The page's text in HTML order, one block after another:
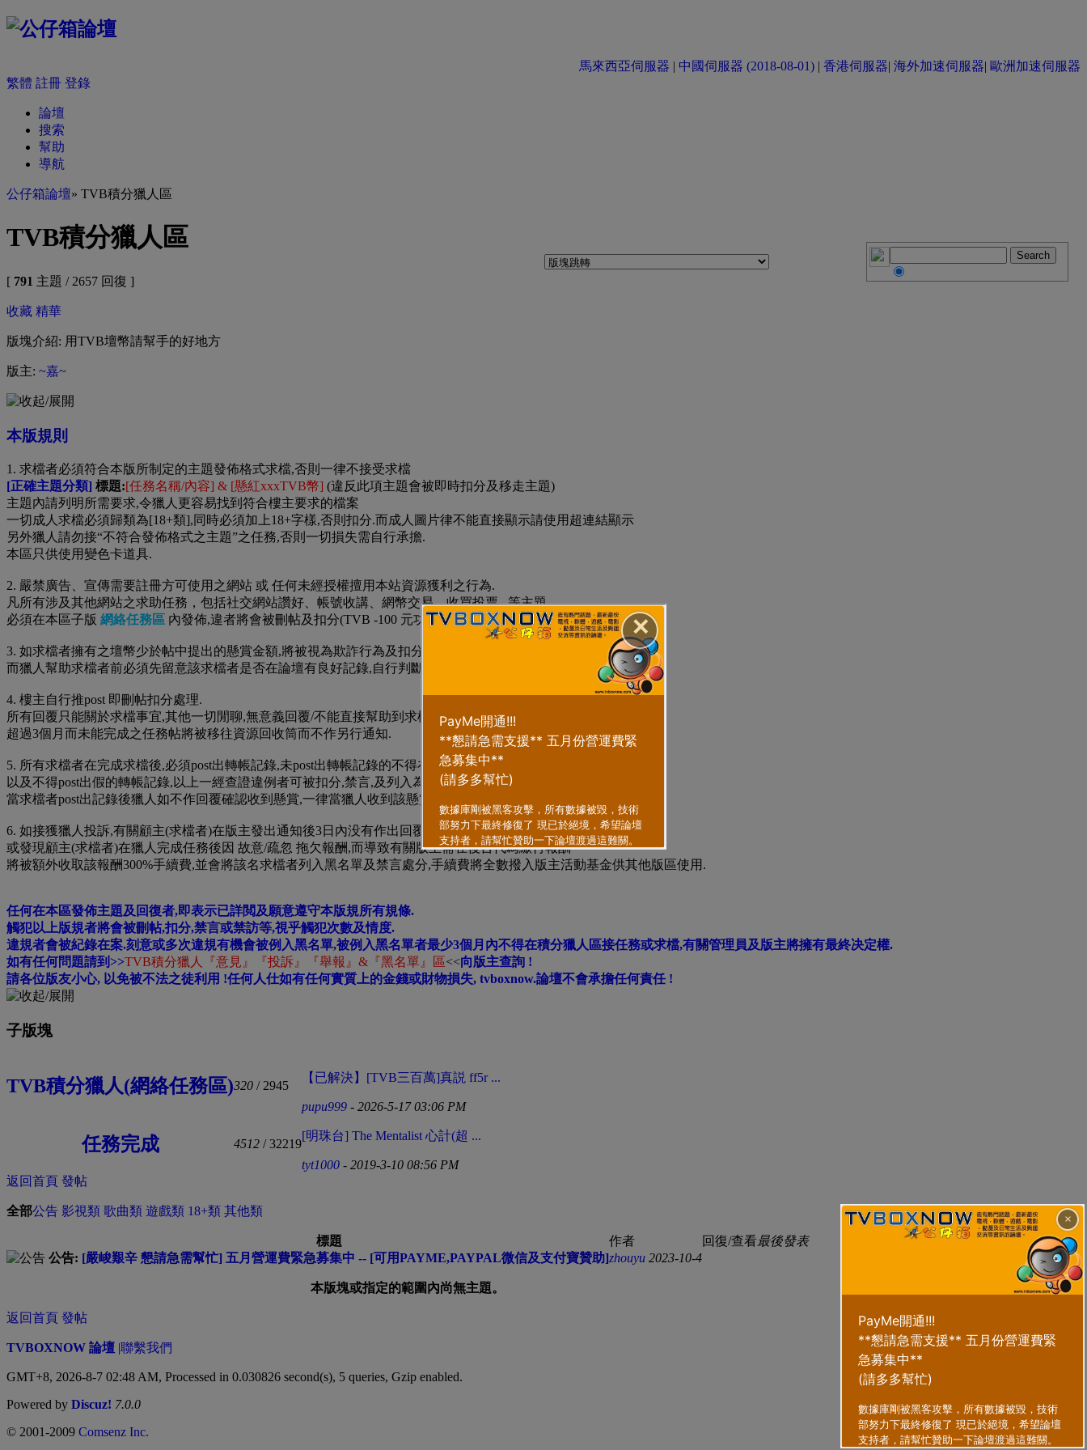
✕
×
馬來西亞伺服器 | 中國伺服器 (2018-08-01) | 香港伺服器| 海外加速伺服器| 歐洲加速伺服器
繁體 註冊 登錄
論壇
搜索
幫助
導航
公仔箱論壇» TVB積分獵人區
TVB積分獵人區
[ 791 主題 / 2657 回復 ]
收藏 精華
版塊介紹: 用TVB壇幣請幫手的好地方
版主: ~嘉~
本版規則
1. 求檔者必須符合本版所制定的主題發佈格式求檔,否則一律不接受求檔
[正確主題分類] 標題:[任務名稱/內容] & [懸紅xxxTVB幣] (違反此項主題會被即時扣分及移走主題)
主題內請列明所需要求,令獵人更容易找到符合樓主要求的檔案
一切成人求檔必須歸類為[18+類],同時必須加上18+字樣,否則扣分.而成人圖片律不能直接顯示請使用超連結顯示
另外獵人請勿接“不符合發佈格式之主題”之任務,否則一切損失需自行承擔.
本區只供使用變色卡道具.
2. 嚴禁廣告、宣傳需要註冊方可使用之網站 或 任何未經授權擅用本站資源獲利之行為.
凡所有涉及其他網站之求助任務，包括社交網站讚好、帳號收講、網幣交易、收買投票...等主題,
必須在本區子版 網絡任務區 內發佈,違者將會被刪帖及扣分(TVB -100 元功勳 -100 點)
3. 如求檔者擁有之壇幣少於帖中提出的懸賞金額,將被視為欺詐行為及扣分處理.
而獵人幫助求檔者前必須先留意該求檔者是否在論壇有良好記錄,自行判斷是否幫助樓主.
4. 樓主自行推post 即刪帖扣分處理.
所有回覆只能關於求檔事宜,其他一切閒聊,無意義回覆/不能直接幫助到求檔者,一律扣分100及$TVB100.
超過3個月而未能完成之任務帖將被移往資源回收筒而不作另行通知.
5. 所有求檔者在完成求檔後,必須post出轉帳記錄,未post出轉帳記錄的不得在標題加上已完成字樣,
以及不得post出假的轉帳記錄,以上一經查證違例者可被扣分,禁言,及列入為黑名單.
當求檔者post出記錄後獵人如不作回覆確認收到懸賞,一律當獵人收到該懸賞.
6. 如接獲獵人投訴,有關顧主(求檔者)在版主發出通知後3日內没有作出回覆/解釋,
或發現顧主(求檔者)在獵人完成任務後因 故意/疏忽 拖欠報酬,而導致有關版主需在後台代為繳付報酬
將被額外收取該報酬300%手續費,並會將該名求檔者列入黑名單及禁言處分,手續費將全數撥入版主活動基金供其他版區使用.
任何在本區發佈主題及回復者,即表示已詳閲及願意遵守本版規所有規條.
觸犯以上版規者將會被刪帖,扣分,禁言或禁訪等,視乎觸犯次數及情度.
違規者會被紀錄在案.刻意或多次違規有機會被例入黑名單,被例入黑名單者最少3個月內不得在積分獵人區接任務或求檔,有關管理員及版主將擁有最終决定權.
如有任何問題請到>>TVB積分獵人『意見』『投訴』『舉報』&『黑名單』區<<向版主查詢 !
請各位版友小心, 以免被不法之徒利用 !任何人仕如有任何實質上的金錢或財物損失, tvboxnow.論壇不會承擔任何責任 !
子版塊
TVB積分獵人(網絡任務區)320 / 2945
【已解決】[TVB三百萬]真説 ff5r ...
pupu999 - 2026-5-17 03:06 PM
任務完成 4512 / 32219
[明珠台] The Mentalist 心計(超 ...
tyt1000 - 2019-3-10 08:56 PM
返回首頁 發帖
全部公告 影視類 歌曲類 遊戲類 18+類 其他類
標題 作者 回復/查看最後發表
公告: [嚴峻艱辛 懇請急需幫忙] 五月營運費緊急募集中 -- [可用PAYME,PAYPAL微信及支付寶贊助]zhouyu 2023-10-4
本版塊或指定的範圍內尚無主題。
返回首頁 發帖
TVBOXNOW 論壇 |聯繫我們
GMT+8, 2026-8-7 02:48 AM, Processed in 0.030826 second(s), 5 queries, Gzip enabled.
Powered by Discuz! 7.0.0
© 2001-2009 Comsenz Inc.